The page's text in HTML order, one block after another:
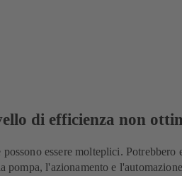
di efficienza non
essere molteplici. Potrebbero
pompa, l'azionamento e